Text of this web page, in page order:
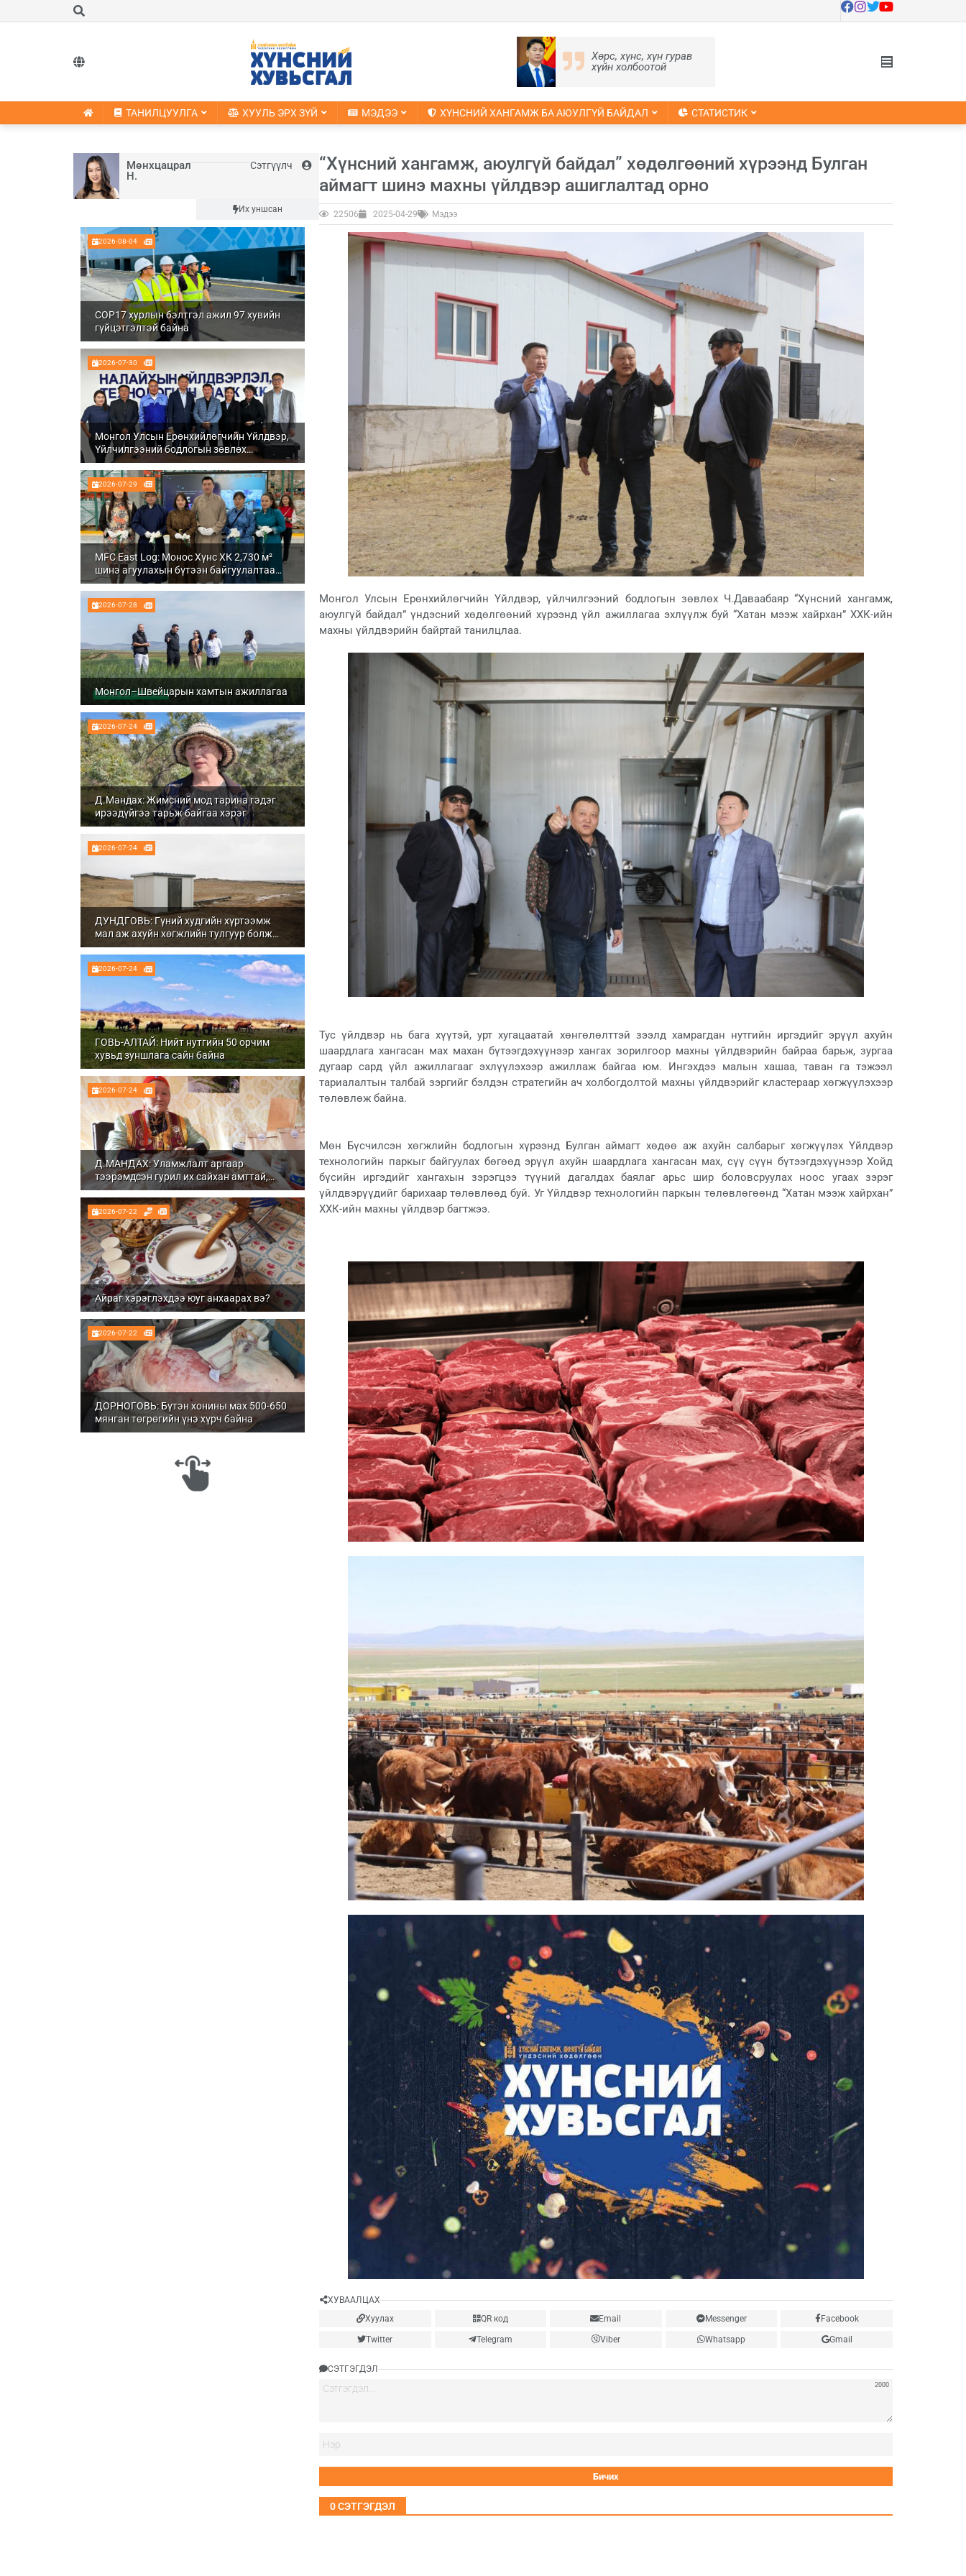
Хөрс, хүнс, хүн гурав
хүйн холбоотой
ТАНИЛЦУУЛГА ХУУЛЬ ЭРХ ЗҮЙ МЭДЭЭ ХҮНСНИЙ ХАНГАМЖ БА АЮУЛГҮЙ БАЙДАЛ СТАТИСТИК
Мөнхцацрал
Н.
Сэтгүүлч
Их уншсан
2026-08-04
COP17 хурлын бэлтгэл ажил 97 хувийн
гүйцэтгэлтэй байна
2026-07-30
Монгол Улсын Ерөнхийлөгчийн Үйлдвэр,
Үйлчилгээний бодлогын зөвлөх
Ч.Даваабаяр Налайх дүүргийн
Үйлдвэрлэл, технологийн парк ХК болон
Налуу-Ухаа эдийн засгийн тусгай бүсэд
ажиллалаа
2026-07-29
MFC East Log: Монос Хүнс ХК 2,730 м²
шинэ агуулахын бүтээн байгуулалтаа
бүрэн дуусгаж, ашиглалтад орууллаа
2026-07-28
Монгол–Швейцарын хамтын ажиллагаа
2026-07-24
Д.Мандах: Жимсний мод тарина гэдэг
ирээдүйгээ тарьж байгаа хэрэг
2026-07-24
ДУНДГОВЬ: Гүний худгийн хүртээмж
мал аж ахуйн хөгжлийн тулгуур болж
байна
2026-07-24
ГОВЬ-АЛТАЙ: Нийт нутгийн 50 орчим
хувьд зуншлага сайн байна
2026-07-24
Д.МАНДАХ: Уламжлалт аргаар
тээрэмдсэн гурил их сайхан амттай,
шим тэжээлтэй болдог
2026-07-22
Айраг хэрэглэхдээ юуг анхаарах вэ?
2026-07-22
ДОРНОГОВЬ: Бүтэн хонины мах 500-650
мянган төгрөгийн үнэ хүрч байна
“Хүнсний хангамж, аюулгүй байдал” хөдөлгөөний хүрээнд Булган
аймагт шинэ махны үйлдвэр ашиглалтад орно
22506 2025-04-29 Мэдээ
Монгол Улсын Ерөнхийлөгчийн Үйлдвэр, үйлчилгээний бодлогын зөвлөх Ч.Даваабаяр “Хүнсний хангамж,
аюулгүй байдал” үндэсний хөдөлгөөний хүрээнд үйл ажиллагаа эхлүүлж буй “Хатан мээж хайрхан” ХХК-ийн
махны үйлдвэрийн байртай танилцлаа.
Тус үйлдвэр нь бага хүүтэй, урт хугацаатай хөнгөлөлттэй зээлд хамрагдан нутгийн иргэдийг эрүүл ахуйн
шаардлага хангасан мах махан бүтээгдэхүүнээр хангах зорилгоор махны үйлдвэрийн байраа барьж, зургаа
дугаар сард үйл ажиллагааг эхлүүлэхээр ажиллаж байгаа юм. Ингэхдээ малын хашаа, таван га тэжээл
тариалалтын талбай зэргийг бэлдэн стратегийн ач холбогдолтой махны үйлдвэрийг кластераар хөгжүүлэхээр
төлөвлөж байна.
Мөн Бүсчилсэн хөгжлийн бодлогын хүрээнд Булган аймагт хөдөө аж ахуйн салбарыг хөгжүүлэх Үйлдвэр
технологийн паркыг байгуулах бөгөөд эрүүл ахуйн шаардлага хангасан мах, сүү сүүн бүтээгдэхүүнээр Хойд
бүсийн иргэдийг хангахын зэрэгцээ түүний дагалдах баялаг арьс шир боловсруулах ноос угаах зэрэг
үйлдвэрүүдийг барихаар төлөвлөөд буй. Уг Үйлдвэр технологийн паркын төлөвлөгөөнд “Хатан мээж хайрхан”
ХХК-ийн махны үйлдвэр багтжээ.
ХУВААЛЦАХ
Хуулах
QR код Email Messenger Facebook
Twitter Telegram Viber Whatsapp Gmail
СЭТГЭГДЭЛ
2000
0СЭТГЭГДЭЛ